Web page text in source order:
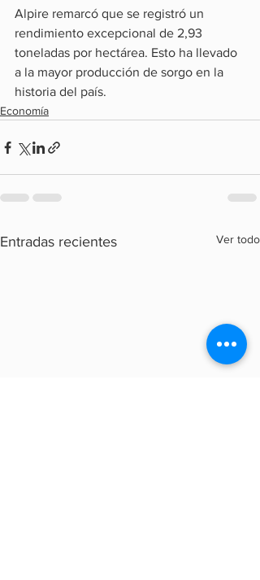
Alpire remarcó que se registró un
rendimiento excepcional de 2,93
toneladas por hectárea. Esto ha llevado
a la mayor producción de sorgo en la
historia del país.
Economía
Entradas recientes Ver todo